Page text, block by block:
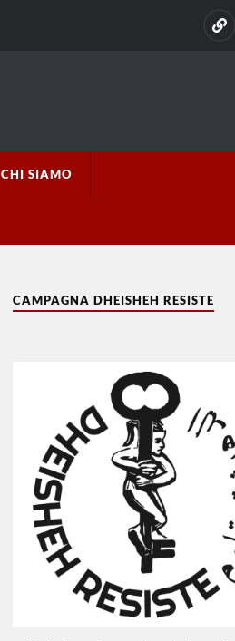
CHI SIAMO
CAMPAGNA DHEISHEH RESISTE